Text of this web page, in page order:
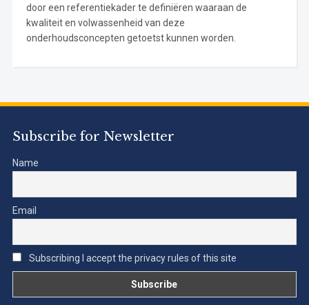
door een referentiekader te definiëren waaraan de
kwaliteit en volwassenheid van deze
onderhoudsconcepten getoetst kunnen worden.
Subscribe for Newsletter
Name
Email
Subscribing I accept the privacy rules of this site